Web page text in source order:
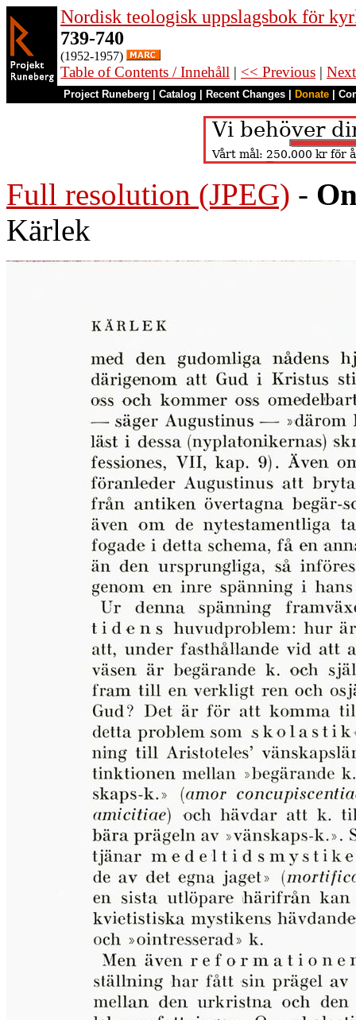
Nordisk teologisk uppslagsbok för
739-740
(1952-1957)
Table of Contents / Innehåll | << Previous |
Project Runeberg Catalog Recent Changes Donate
Full resolution (JPEG) -
Kärlek